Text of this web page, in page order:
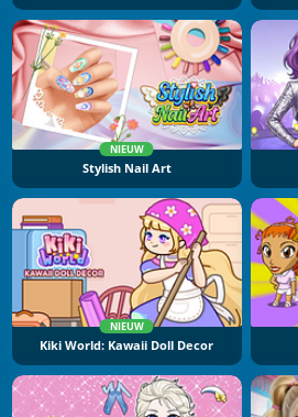
NIEUW
Stylish Nail Art
NIEUW
Kiki World: Kawaii Doll Decor